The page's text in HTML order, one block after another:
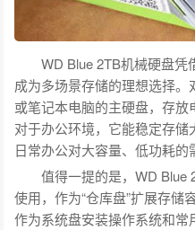
WD Blue 2TB机械硬盘凭
成为多场景存储的理想选择
或笔记本电脑的主硬盘，存放
对于办公环境，它能稳定存
日常办公对大容量、低功耗的
值得一提的是，WD Blue
使用，作为“仓库盘”扩展存储
作为系统盘安装操作系统和常